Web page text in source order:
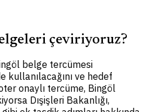
çeviriyoruz?
belge tercümesi
ve hedef
onaylı tercüme, Bingöl
Dışişleri Bakanlığı,